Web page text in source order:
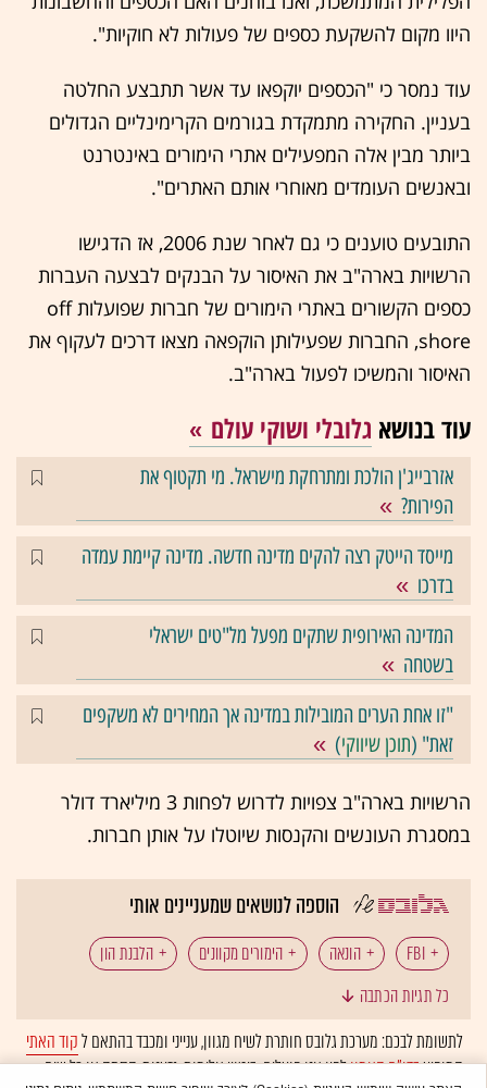
היוו מקום להשקעת כספים של פעולות לא חוקיות".
עוד נמסר כי "הכספים יוקפאו עד אשר תתבצע החלטה
בעניין. החקירה מתמקדת בגורמים הקרימינליים הגדולים
ביותר מבין אלה המפעילים אתרי הימורים באינטרנט
ובאנשים העומדים מאוחרי אותם האתרים".
התובעים טוענים כי גם לאחר שנת 2006, אז הדגישו
הרשויות בארה"ב את האיסור על הבנקים לבצעה העברות
כספים הקשורים באתרי הימורים של חברות שפועלות off
shore, החברות שפעילותן הוקפאה מצאו דרכים לעקוף את
האיסור והמשיכו לפעול בארה"ב.
עוד בנושא גלובלי ושוקי עולם
אזרבייג'ן הולכת ומתרחקת מישראל. מי תקטוף את
הפירות?
מייסד הייטק רצה להקים מדינה חדשה. מדינה קיימת עמדה
בדרכו
המדינה האירופית שתקים מפעל מל"טים ישראלי
בשטחה
"זו אחת הערים המובילות במדינה אך המחירים לא משקפים
זאת" (תוכן שיווקי)
הרשויות בארה"ב צפויות לדרוש לפחות 3 מיליארד דולר
במסגרת העונשים והקנסות שיוטלו על אותן חברות.
הוספה לנושאים שמעניינים אותי
FBI הונאה הימורים מקוונים הלבנת הון
פוקר קזינו
כל תגיות הכתבה
לתשומת לבכם: מערכת גלובס חותרת לשיח מגוון, ענייני ומכבד בהתאם לקוד האתי
המופיעבדו"ח האמוןלפיו אנו פועלים. ביטויי אלימות, גזענות, הסתה או כל שיח